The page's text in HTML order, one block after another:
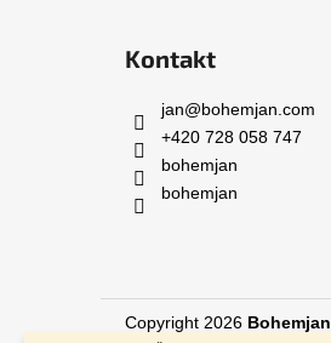
Kontakt
jan@bohemjan.com
+420 728 058 747
bohemjan
bohemjan
Copyright 2026 Bohemjan